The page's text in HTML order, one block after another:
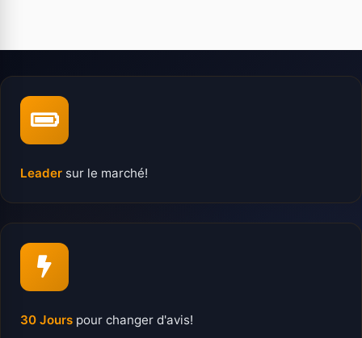
Leader sur le marché!
30 Jours pour changer d'avis!